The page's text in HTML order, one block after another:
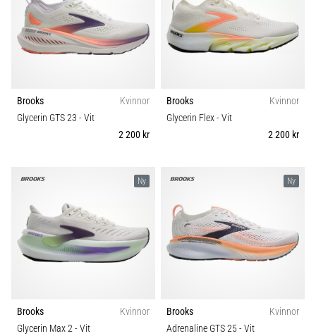
Brooks
Kvinnor
Glycerin GTS 23 - Vit
2 200 kr
Brooks
Kvinnor
Glycerin Flex- Vit
2 200 kr
Ny
Brooks
Kvinnor
Glycerin Max 2- Vit
Ny
Brooks
Kvinnor
Adrenaline GTS 25- Vit